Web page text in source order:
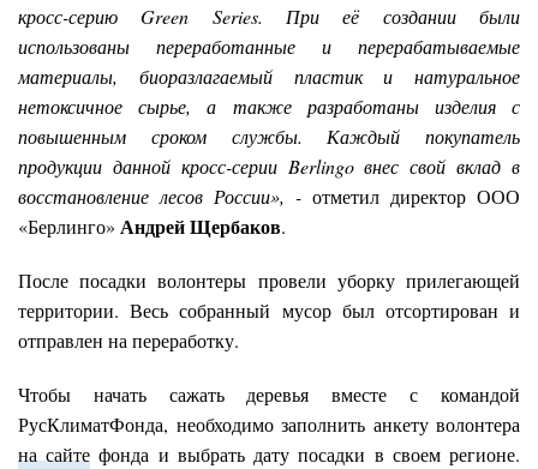
кросс-серию Green Series. При её создании были
использованы переработанные и перерабатываемые
материалы, биоразлагаемый пластик и натуральное
нетоксичное сырье, а также разработаны изделия с
повышенным сроком службы. Каждый покупатель
продукции данной кросс-серии Berlingo внес свой вклад в
восстановление лесов России», - отметил директор ООО
«Берлинго» Андрей Щербаков.
После посадки волонтеры провели уборку прилегающей
территории. Весь собранный мусор был отсортирован и
отправлен на переработку.
Чтобы начать сажать деревья вместе с командой
РусКлиматФонда, необходимо заполнить анкету волонтера
на сайте фонда и выбрать дату посадки в своем регионе.